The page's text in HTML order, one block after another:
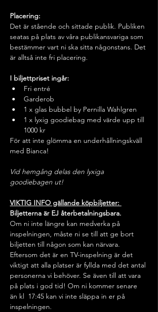
Placering:
Det är stående och sittade publik. Publiken
seatas på plats av våra publikansvariga som
bestämmer vart ni ska sitta någonstans. Det
är alltså inte fri placering.
I biljettpriset ingår:
Fri entré
Garderob
1 x glas bubbel by Pernilla Wahlgren
1 x lyxig goodiebag med värde upp till
1000 kr
För att inte glömma en underhållningskväll
med Bianca!
Vid hemgång delas den lyxiga
goodiebagen ut!
VIKTIG INFO gällande köpbiljetter:
Biljetterna är EJ återbetalningsbara.
Om ni inte längre kan medverka på
inspelningen, måste ni se till att ge bort
biljetten till någon som kan närvara.
Eftersom det är en TV-inspelning är det
viktigt att alla platser är fyllda med det antal
personerna vi behöver. Se även till att vara
på plats i god tid! Om ni kommer senare
än kl  17:45 kan vi inte släppa in er på
inspelningen.